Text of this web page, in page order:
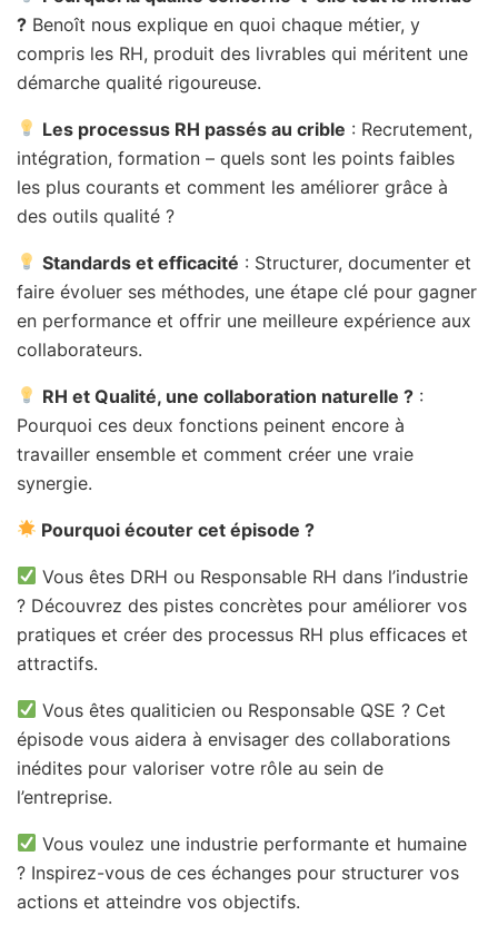
? Benoît nous explique en quoi chaque métier, y
compris les RH, produit des livrables qui méritent une
démarche qualité rigoureuse.
Les processus RH passés au crible : Recrutement,
intégration, formation – quels sont les points faibles
les plus courants et comment les améliorer grâce à
des outils qualité ?
Standards et efficacité : Structurer, documenter et
faire évoluer ses méthodes, une étape clé pour gagner
en performance et offrir une meilleure expérience aux
collaborateurs.
RH et Qualité, une collaboration naturelle ? :
Pourquoi ces deux fonctions peinent encore à
travailler ensemble et comment créer une vraie
synergie.
Pourquoi écouter cet épisode ?
Vous êtes DRH ou Responsable RH dans l’industrie
? Découvrez des pistes concrètes pour améliorer vos
pratiques et créer des processus RH plus efficaces et
attractifs.
Vous êtes qualiticien ou Responsable QSE ? Cet
épisode vous aidera à envisager des collaborations
inédites pour valoriser votre rôle au sein de
l’entreprise.
Vous voulez une industrie performante et humaine
? Inspirez-vous de ces échanges pour structurer vos
actions et atteindre vos objectifs.